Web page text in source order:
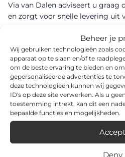
Beheer je
Wij gebruiken technologieën zoals
apparaat op te slaan en/of te
om de beste ervaring te bieden en
gepersonaliseerde advertenties te
deze technologieën kunnen wij
ID's op deze site verwerken. Als u
toestemming intrekt, kan dit een
bepaalde functies en mogelijkheden.
Accept
Deny
Via van Dalen adviseert u graag
en zorgt voor snelle levering uit